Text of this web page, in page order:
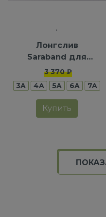
Лонгслив
Saraband для
девочек
3 370 ₽
3A
4A 5A 6A 7A
Купить